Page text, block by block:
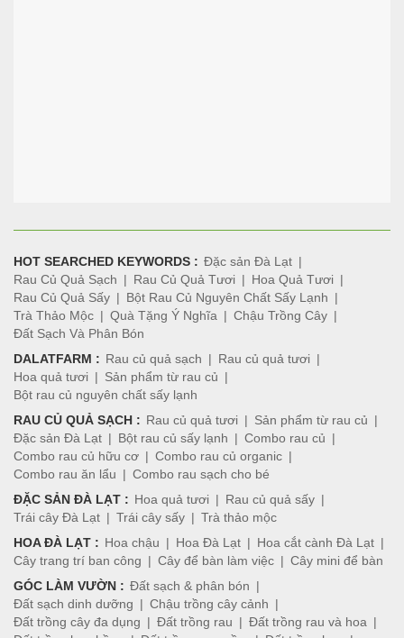
HOT SEARCHED KEYWORDS : Đặc sản Đà Lạt
Rau Củ Quả Sạch
Rau Củ Quả Tươi
Hoa Quả Tươi
Rau Củ Quả Sấy
Bột Rau Củ Nguyên Chất Sấy Lạnh
Trà Thảo Mộc
Quà Tặng Ý Nghĩa
Chậu Trồng Cây
Đất Sạch Và Phân Bón
DALATFARM : Rau củ quả sạch
Rau củ quả tươi
Hoa quả tươi
Sản phẩm từ rau củ
Bột rau củ nguyên chất sấy lạnh
RAU CỦ QUẢ SẠCH : Rau củ quả tươi
Sản phẩm từ rau củ
Đặc sản Đà Lạt
Bột rau củ sấy lạnh
Combo rau củ
Combo rau củ hữu cơ
Combo rau củ organic
Combo rau ăn lẩu
Combo rau sạch cho bé
ĐẶC SẢN ĐÀ LẠT : Hoa quả tươi
Rau củ quả sấy
Trái cây Đà Lạt
Trái cây sấy
Trà thảo mộc
HOA ĐÀ LẠT : Hoa chậu Hoa Đà Lạt
Hoa cắt cành Đà Lạt
Cây trang trí ban công
Cây để bàn làm việc
Cây mini để bàn
GÓC LÀM VƯỜN : Đất sạch & phân bón
Đất sạch dinh dưỡng
Chậu trồng cây cảnh
Đất trồng cây đa dụng
Đất trồng rau
Đất trồng rau và hoa